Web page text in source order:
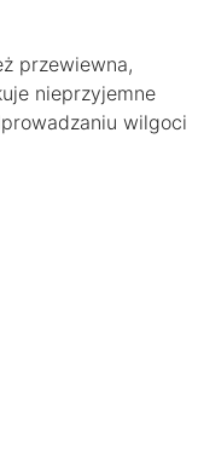
przewiewna,
nieprzyjemne
wilgoci